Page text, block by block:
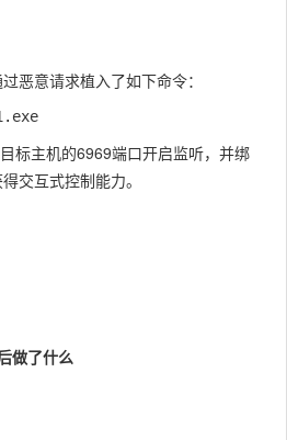
恶意请求植入了如下命令：
标主机的6969端口开启监听，并绑
交互式控制能力。
做了什么